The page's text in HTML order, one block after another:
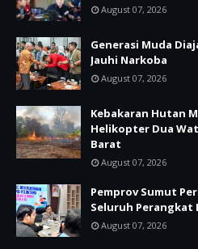
August 07, 2026
Generasi Muda
Jauhi Narkoba
August 07, 2026
Kebakaran Hutan
Helikopter Dua
Barat
August 07, 2026
Pemprov Sumut
Seluruh Perangkat
August 07, 2026